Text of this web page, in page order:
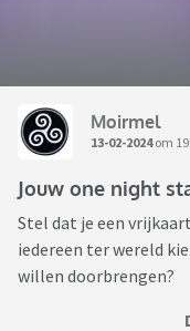
Moirmel
13-02-2024om
Jouw one night
Stel dat je een
iedereen ter wereld
willen doorbrengen?